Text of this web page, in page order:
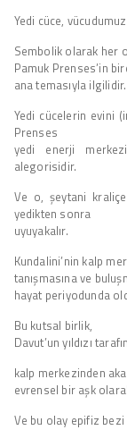
Yedi cüce,
Sembolik olarak her
Pamuk Prenses’in
ana temasıyla ilgilidir.
Yedi cücelerin evini
Prenses
yedi enerji
alegorisidir.
Ve o, şeytani
yedikten sonra
uyuyakalır.
Kundalini’nin kalp
tanışmasına ve
hayat periyodunda
Bu kutsal birlik,
Davut’un yıldızı
kalp merkezinden
evrensel bir aşk
Ve bu olay epifiz bezi